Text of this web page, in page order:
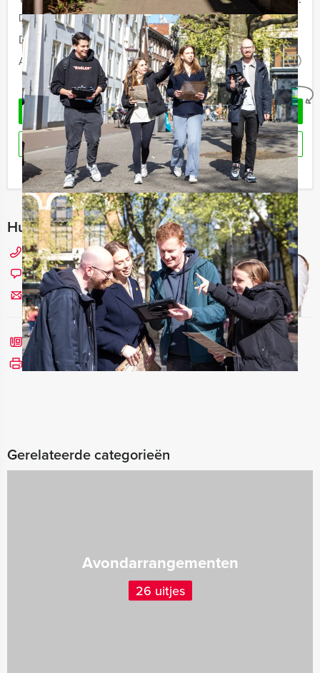
De prijzen zijn exclusief BTW
Duur:
5 uur
Aantal:
Minimaal 12 personen i
Geheel vrijblijvend
VRAAG VRIJBLIJVEND OFFERTE AAN
RESERVEREN
Ik heb een vraag over dit uitje
Hulp nodig bij het kiezen?
0229 - 309 000
Chat met Angela
Stuur ons een mailtje
Bel mij terug
Bekijk printbare versie
Gerelateerde categorieën
Avondarrangementen
26 uitjes